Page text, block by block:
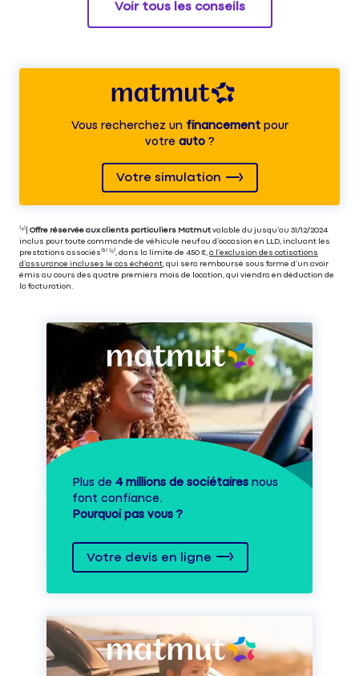
Voir tous les conseils
Vous recherchez unfinancementpour
votre auto?
Votre simulation
⁽⁴⁾| Offre réservée aux clients particuliers Matmut valable du jusqu’au 31/12/2024
inclus pour toute commande de véhicule neuf ou d’occasion en LLD, incluant les
prestations associés⁽³⁾ ⁽⁵⁾, dans la limite de 450 €, à l’exclusion des cotisations
d’assurance incluses le cas échéant, qui sera remboursé sous forme d’un avoir
émis au cours des quatre premiers mois de location, qui viendra en déduction de
la facturation.
Plus de 4 millions de sociétaires nous
font confiance.
Pourquoi pas vous ?
Votre devis en ligne